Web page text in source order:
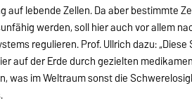
auf lebende Zellen. Da aber bestimmte
werden, soll hier auch vor allem
regulieren. Prof. Ullrich dazu:
auf der Erde durch gezielten
was im Weltraum sonst die